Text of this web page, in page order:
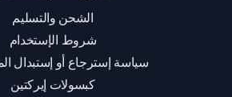
الشحن والتسليم
شروط الإستخدام
سياسة إسترجاع أو إستبدال
كبسولات إيركتين